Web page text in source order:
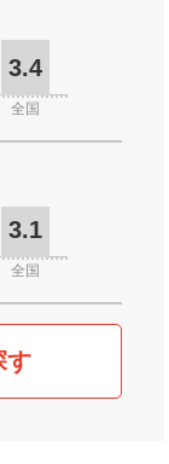
3.4
全国
3.1
全国
す